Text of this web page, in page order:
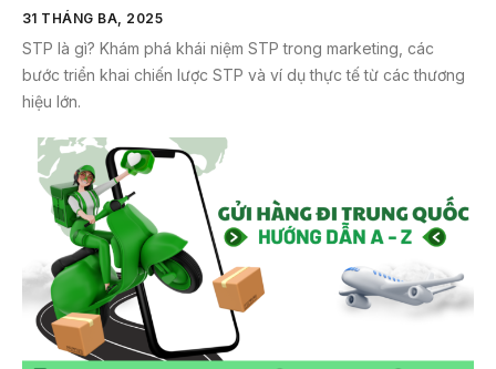
31 THÁNG BA, 2025
STP là gì? Khám phá khái niệm STP trong marketing, các
bước triển khai chiến lược STP và ví dụ thực tế từ các thương
hiệu lớn.